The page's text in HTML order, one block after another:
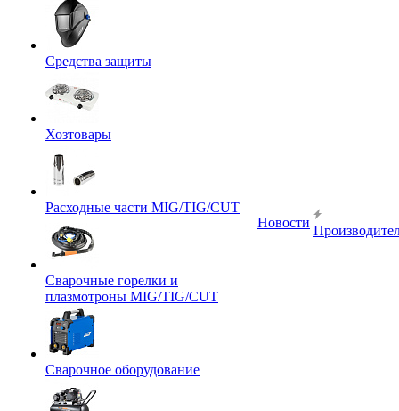
Средства защиты
Хозтовары
Расходные части MIG/TIG/CUT
Сварочные горелки и
плазмотроны MIG/TIG/CUT
Сварочное оборудование
Новости